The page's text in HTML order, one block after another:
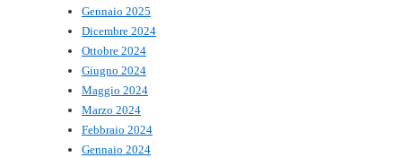
Gennaio 2025
Dicembre 2024
Ottobre 2024
Giugno 2024
Maggio 2024
Marzo 2024
Febbraio 2024
Gennaio 2024